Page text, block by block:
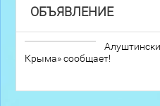
ОБЪЯВЛЕНИЕ
Крыма» сообщает!